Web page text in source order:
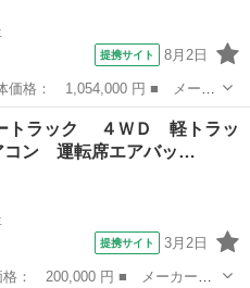
提携サイト 8月2日
グレード名： ２．０ｉ－
ビ バックカメラ アイサイト
トラック ４ＷＤ 軽トラッ
ン 運転席エアバッ…
提携サイト 3月2日